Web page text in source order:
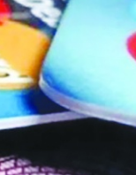
ucuz sigara 120 TL,
pa...